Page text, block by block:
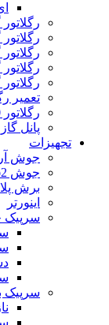
رگلاتور
تعمیر
رگلاتور c10
پانل گاز
تجهیزات
جوش
جوش co2
برش
اینورتر